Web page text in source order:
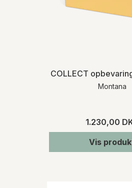
COLLECT
Montana
1.230,00
Vis